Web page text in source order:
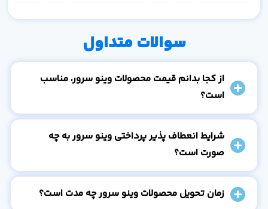
سوالات متداول
از کجا بدانم قیمت محصولات وینو سرور، مناسب
است؟
شرایط انعطاف پذیر پرداختی وینو سرور به چه
صورت است؟
زمان تحویل محصولات وینو سرور چه مدت است؟